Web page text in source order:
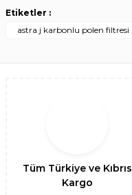
Etiketler :
astra j karbonlu polen filtresi
Tüm Türkiye ve Kıbrıs
Kargo